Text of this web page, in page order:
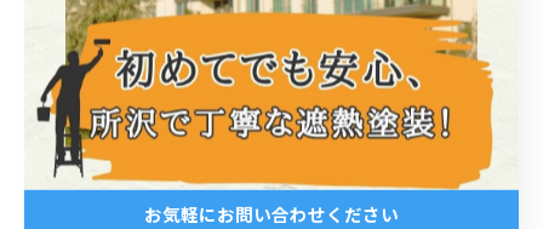
信頼できる業者かどうか判断するためには、まず現地調
査を丁寧に実施し、外壁の劣化状況や補修箇所をしっか
り確認してもらえるかをチェックしましょう。見積もり
内容が詳細に明記されているか、工事内容や使用塗料に
ついて具体的な説明があるかも重要なポイントです。
お気軽にお問い合わせください